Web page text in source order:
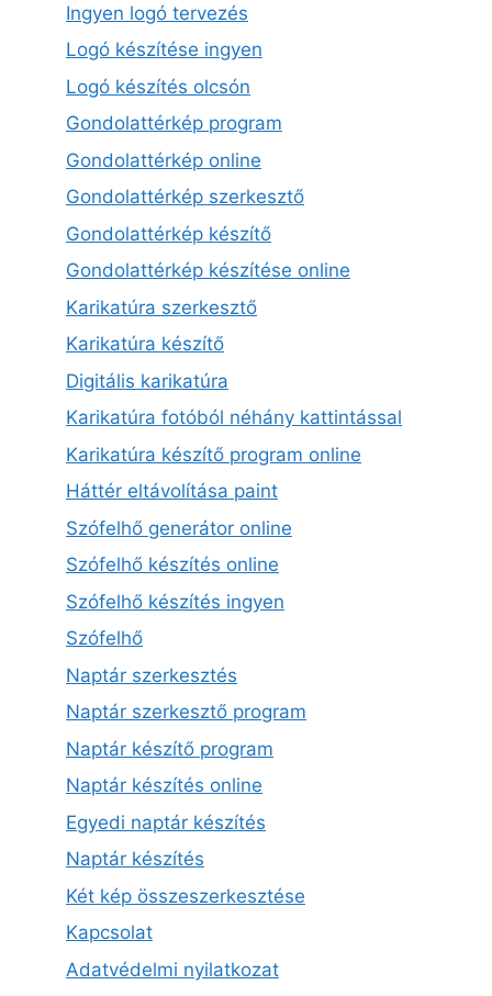
Ingyen logó tervezés
Logó készítése ingyen
Logó készítés olcsón
Gondolattérkép program
Gondolattérkép online
Gondolattérkép szerkesztő
Gondolattérkép készítő
Gondolattérkép készítése online
Karikatúra szerkesztő
Karikatúra készítő
Digitális karikatúra
Karikatúra fotóból néhány kattintással
Karikatúra készítő program online
Háttér eltávolítása paint
Szófelhő generátor online
Szófelhő készítés online
Szófelhő készítés ingyen
Szófelhő
Naptár szerkesztés
Naptár szerkesztő program
Naptár készítő program
Naptár készítés online
Egyedi naptár készítés
Naptár készítés
Két kép összeszerkesztése
Kapcsolat
Adatvédelmi nyilatkozat